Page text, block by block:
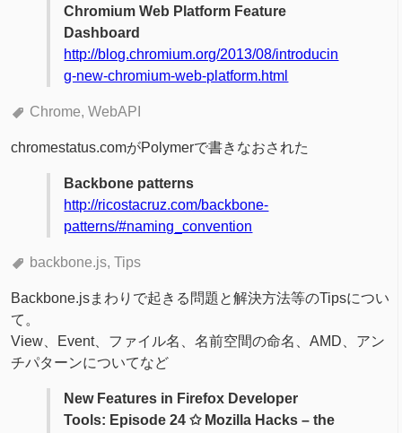
Chromium Web Platform Feature
Dashboard
http://blog.chromium.org/2013/08/introducin
g-new-chromium-web-platform.html
Chrome WebAPI
chromestatus.comがPolymerで書きなおされた
Backbone patterns
http://ricostacruz.com/backbone-
patterns/#naming_convention
backbone.js Tips
Backbone.jsまわりで起きる問題と解決方法等のTipsについ
て。
View、Event、ファイル名、名前空間の命名、AMD、アン
チパターンについてなど
New Features in Firefox Developer
Tools: Episode 24 ✩ Mozilla Hacks – the